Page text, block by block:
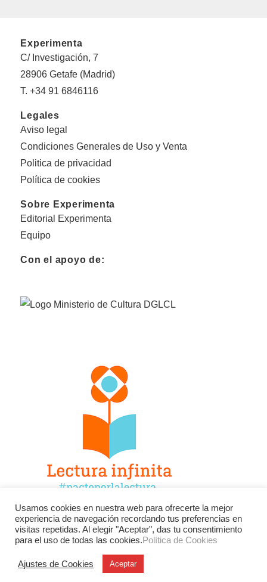
Experimenta
C/ Investigación, 7
28906 Getafe (Madrid)
T. +34 91 6846116
Legales
Aviso legal
Condiciones Generales de Uso y Venta
Politica de privacidad
Política de cookies
Sobre Experimenta
Editorial Experimenta
Equipo
Con el apoyo de:
Facebook Twitter
Instagram
YouTube
LinkedIn Contacto
Usamos cookies en nuestra web para ofrecerte la mejor
experiencia de navegación recordando tus preferencias en
visitas repetidas. Al elegir "Aceptar", das tu consentimiento
para el uso de todas las cookies.Política de Cookies
Ajustes de Cookies Aceptar